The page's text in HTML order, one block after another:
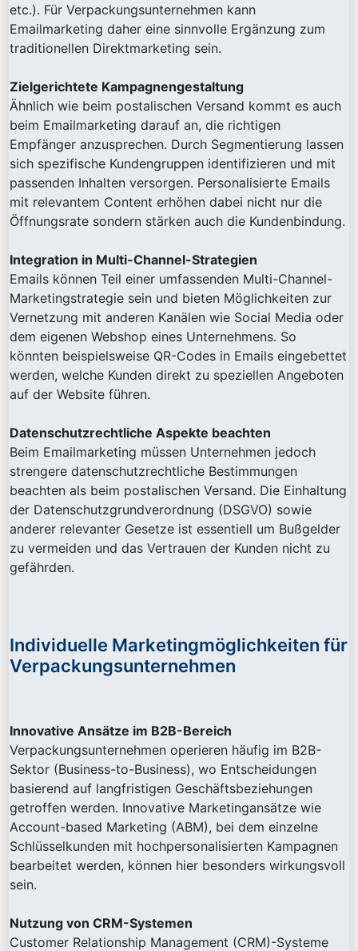
etc.). Für Verpackungsunternehmen kann
Emailmarketing daher eine sinnvolle Ergänzung zum
traditionellen Direktmarketing sein.
Zielgerichtete Kampagnengestaltung
Ähnlich wie beim postalischen Versand kommt es auch
beim Emailmarketing darauf an, die richtigen
Empfänger anzusprechen. Durch Segmentierung lassen
sich spezifische Kundengruppen identifizieren und mit
passenden Inhalten versorgen. Personalisierte Emails
mit relevantem Content erhöhen dabei nicht nur die
Öffnungsrate sondern stärken auch die Kundenbindung.
Integration in Multi-Channel-Strategien
Emails können Teil einer umfassenden Multi-Channel-
Marketingstrategie sein und bieten Möglichkeiten zur
Vernetzung mit anderen Kanälen wie Social Media oder
dem eigenen Webshop eines Unternehmens. So
könnten beispielsweise QR-Codes in Emails eingebettet
werden, welche Kunden direkt zu speziellen Angeboten
auf der Website führen.
Datenschutzrechtliche Aspekte beachten
Beim Emailmarketing müssen Unternehmen jedoch
strengere datenschutzrechtliche Bestimmungen
beachten als beim postalischen Versand. Die Einhaltung
der Datenschutzgrundverordnung (DSGVO) sowie
anderer relevanter Gesetze ist essentiell um Bußgelder
zu vermeiden und das Vertrauen der Kunden nicht zu
gefährden.
Individuelle Marketingmöglichkeiten für
Verpackungsunternehmen
Innovative Ansätze im B2B-Bereich
Verpackungsunternehmen operieren häufig im B2B-
Sektor (Business-to-Business), wo Entscheidungen
basierend auf langfristigen Geschäftsbeziehungen
getroffen werden. Innovative Marketingansätze wie
Account-based Marketing (ABM), bei dem einzelne
Schlüsselkunden mit hochpersonalisierten Kampagnen
bearbeitet werden, können hier besonders wirkungsvoll
sein.
Nutzung von CRM-Systemen
Customer Relationship Management (CRM)-Systeme